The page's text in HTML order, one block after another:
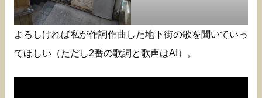
よろしければ私が作詞作曲した地下街の歌を聞いていっ
てほしい（ただし2番の歌詞と歌声はAI）。